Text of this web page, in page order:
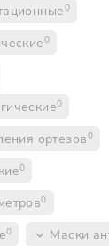
0
0
0
ортезов0
0
0
0 keyboard_arrow_down Маски